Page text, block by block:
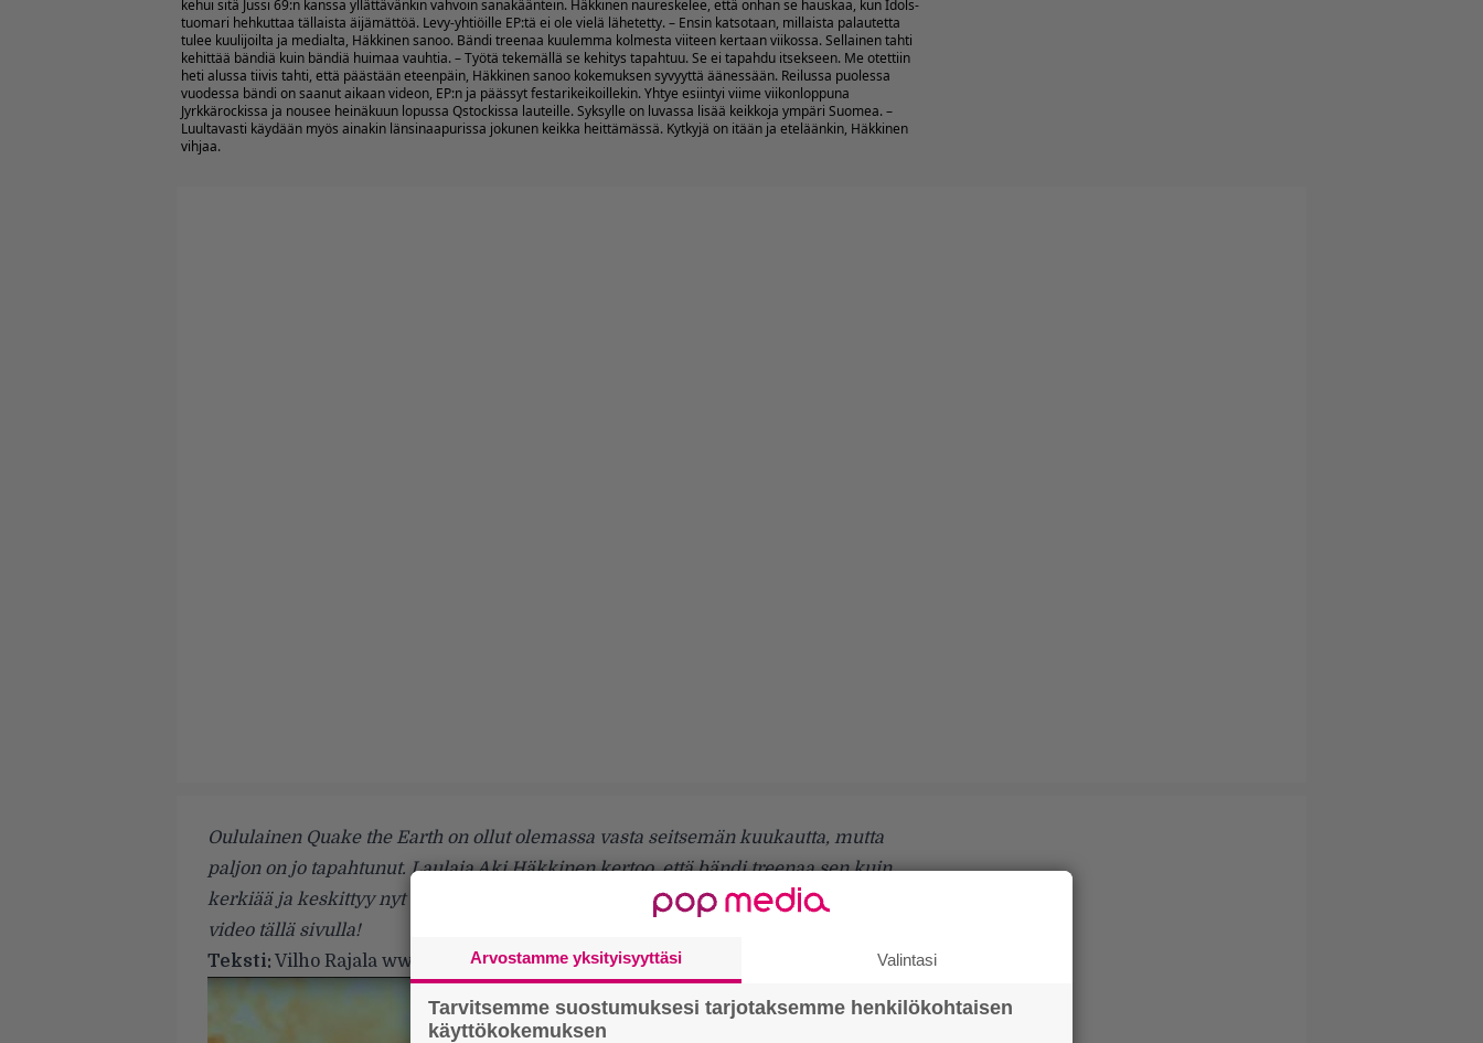
kehui sitä Jussi 69:n kanssa yllättävänkin vahvoin sanakääntein. Häkkinen naureskelee, että onhan se hauskaa, kun Idols-
tuomari hehkuttaa tällaista äijämättöä. Levy-yhtiöille EP:tä ei ole vielä lähetetty. – Ensin katsotaan, millaista palautetta
tulee kuulijoilta ja medialta, Häkkinen sanoo. Bändi treenaa kuulemma kolmesta viiteen kertaan viikossa. Sellainen tahti
kehittää bändiä kuin bändiä huimaa vauhtia. – Työtä tekemällä se kehitys tapahtuu. Se ei tapahdu itsekseen. Me otettiin
heti alussa tiivis tahti, että päästään eteenpäin, Häkkinen sanoo kokemuksen syvyyttä äänessään. Reilussa puolessa
vuodessa bändi on saanut aikaan videon, EP:n ja päässyt festarikeikoillekin. Yhtye esiintyi viime viikonloppuna
Jyrkkärockissa ja nousee heinäkuun lopussa Qstockissa lauteille. Syksylle on luvassa lisää keikkoja ympäri Suomea. –
Luultavasti käydään myös ainakin länsinaapurissa jokunen keikka heittämässä. Kytkyjä on itään ja eteläänkin, Häkkinen
vihjaa.
Oululainen Quake the Earth on ollut olemassa vasta seitsemän kuukautta, mutta
paljon on jo tapahtunut. Laulaja Aki Häkkinen kertoo, että bändi treenaa sen kuin
kerkiää ja keskittyy nyt tulevaan Qstock-keikkaan. Katso False Light Circlen
video tällä sivulla!
Teksti: Vilho Rajala www.myspace.com/quaketheearth
Arvostamme yksityisyyttäsi Valintasi
Tarvitsemme suostumuksesi tarjotaksemme henkilökohtaisen
käyttökokemuksen